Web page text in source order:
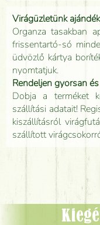
Virágüzletünk
Organza tasakban
frissentartó-só
üdvözlő kártya
nyomtatjuk.
Rendeljen gyorsan
Dobja a terméket
szállítási adatait!
kiszállításról
szállított